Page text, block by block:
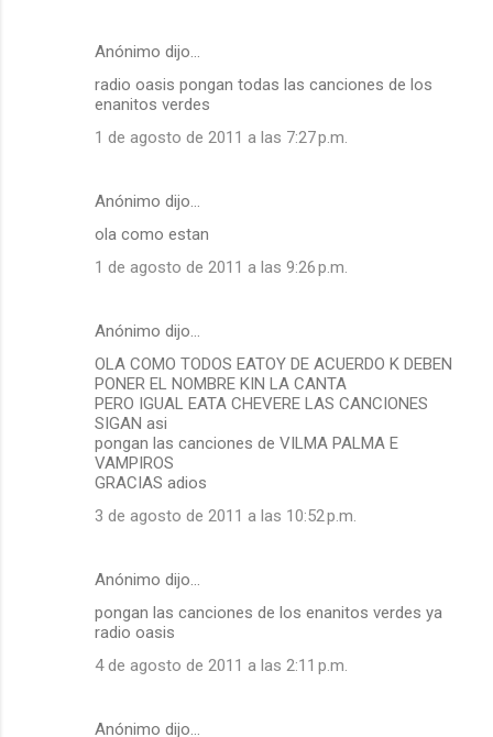
Anónimo dijo…
radio oasis pongan todas las canciones de los
enanitos verdes
1 de agosto de 2011 a las 7:27 p.m.
Anónimo dijo…
ola como estan
1 de agosto de 2011 a las 9:26 p.m.
Anónimo dijo…
OLA COMO TODOS EATOY DE ACUERDO K DEBEN
PONER EL NOMBRE KIN LA CANTA
PERO IGUAL EATA CHEVERE LAS CANCIONES
SIGAN asi
pongan las canciones de VILMA PALMA E
VAMPIROS
GRACIAS adios
3 de agosto de 2011 a las 10:52 p.m.
Anónimo dijo…
pongan las canciones de los enanitos verdes ya
radio oasis
4 de agosto de 2011 a las 2:11 p.m.
Anónimo dijo…